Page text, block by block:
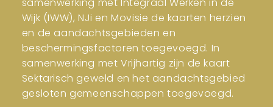
Wijk (IWW), NJi en Movisie de kaarten herzien
en de aandachtsgebieden en
beschermingsfactoren toegevoegd. In
samenwerking met Vrijhartig zijn de kaart
Sektarisch geweld en het aandachtsgebied
gesloten gemeenschappen toegevoegd.